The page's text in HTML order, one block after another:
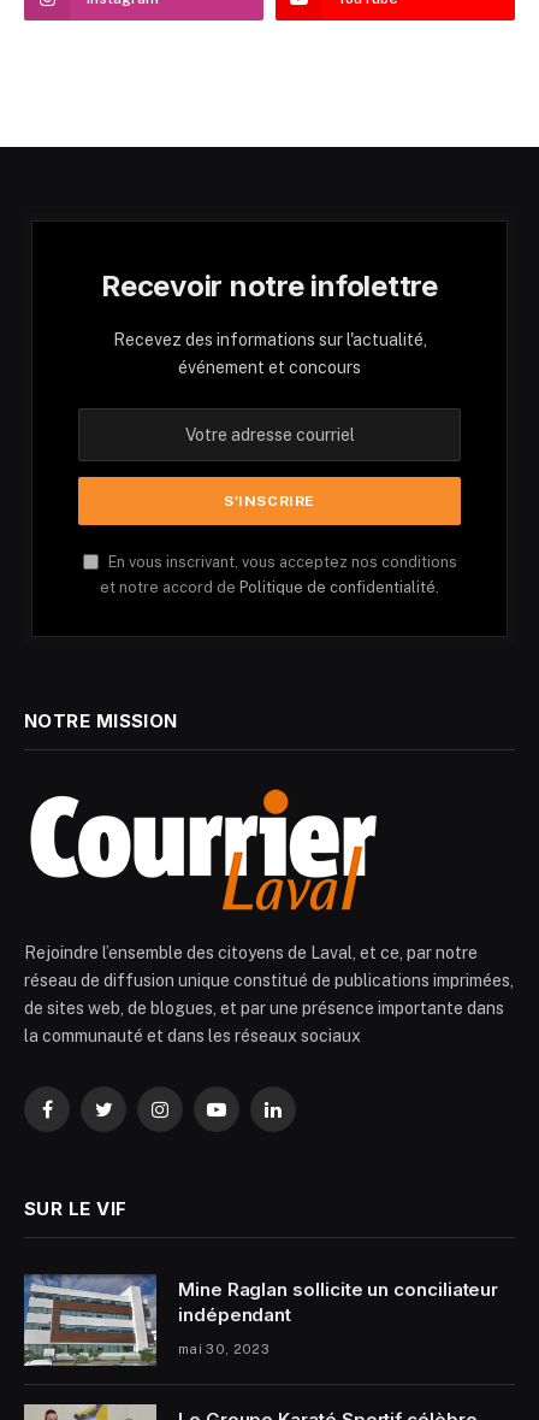
Recevoir notre infolettre
Recevez des informations sur l'actualité,
événement et concours
En vous inscrivant, vous acceptez nos conditions
et notre accord de Politique de confidentialité.
NOTRE MISSION
Rejoindre l’ensemble des citoyens de Laval, et ce, par notre
réseau de diffusion unique constitué de publications imprimées,
de sites web, de blogues, et par une présence importante dans
la communauté et dans les réseaux sociaux
FacebookTwitterInstagramYouTubeLinkedIn
SUR LE VIF
Mine Raglan sollicite un conciliateur
indépendant
mai 30, 2023